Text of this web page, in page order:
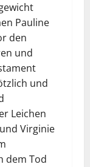
Pauline
den
und
und
Leichen
Virginie
dem Tod